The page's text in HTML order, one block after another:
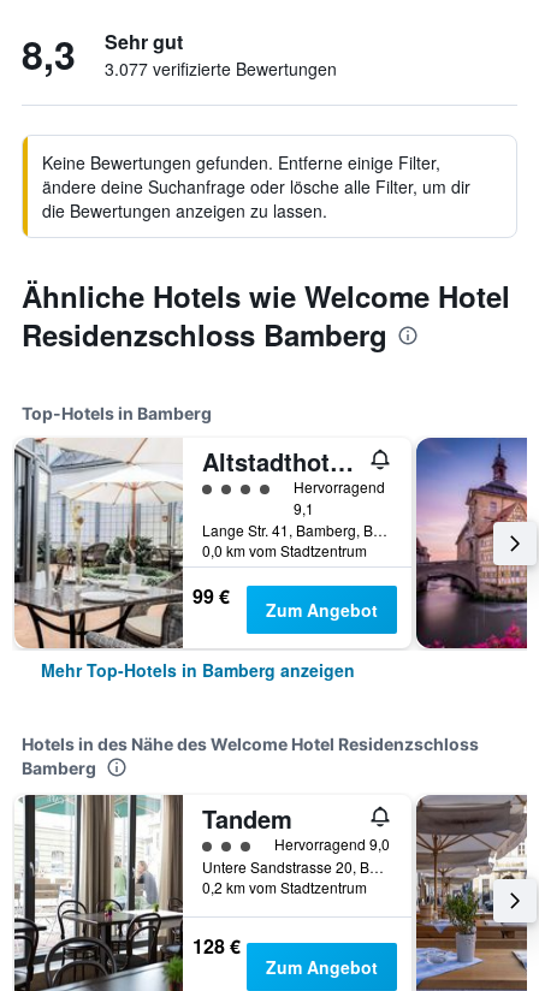
8,3 Sehr gut
3.077 verifizierte Bewertungen
Keine Bewertungen gefunden. Entferne einige Filter,
ändere deine Suchanfrage oder lösche alle Filter, um dir
die Bewertungen anzeigen zu lassen.
Ähnliche Hotels wie Welcome Hotel
Residenzschloss Bamberg
Top-Hotels in Bamberg
Altstadthotel Weinhaus Messerschmitt
Bewertungskategorie 4
Hervorragend
9,1
Lange Str. 41, Bamberg, Bayern, Deutschland
0,0 km vom Stadtzentrum
99 € Zum Angebot
Mehr Top-Hotels in Bamberg anzeigen
Hotels in des Nähe des Welcome Hotel Residenzschloss
Bamberg
Tandem
Bewertungskategorie 3
Hervorragend 9,0
Untere Sandstrasse 20, Bamberg, Bayern, Deutschland
0,2 km vom Stadtzentrum
128 €
Zum Angebot